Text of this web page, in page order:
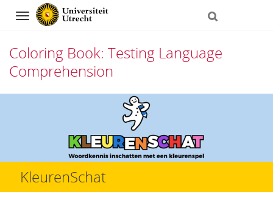
Navigation
Coloring Book: Testing Language
Comprehension
inhoud
KleurenSchat